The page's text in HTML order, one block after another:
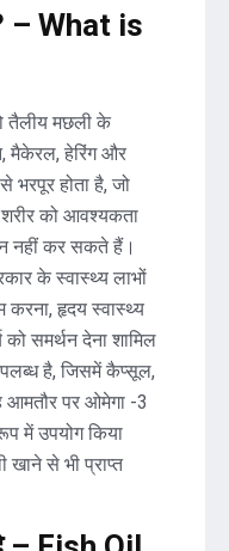
– What is
तैलीय मछली के
मैकेरल, हेरिंग और
भरपूर होता है, जो
को आवश्यकता
नहीं कर सकते हैं।
के स्वास्थ्य लाभों
हृदय स्वास्थ्य
समर्थन देना शामिल
है, जिसमें कैप्सूल,
पर ओमेगा -3
में उपयोग किया
खाने से भी प्राप्त